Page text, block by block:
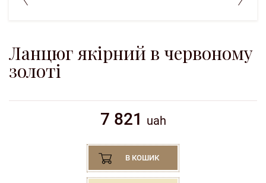
Ланцюг якірний в червоному
золоті
7 821 uah
В КОШИК